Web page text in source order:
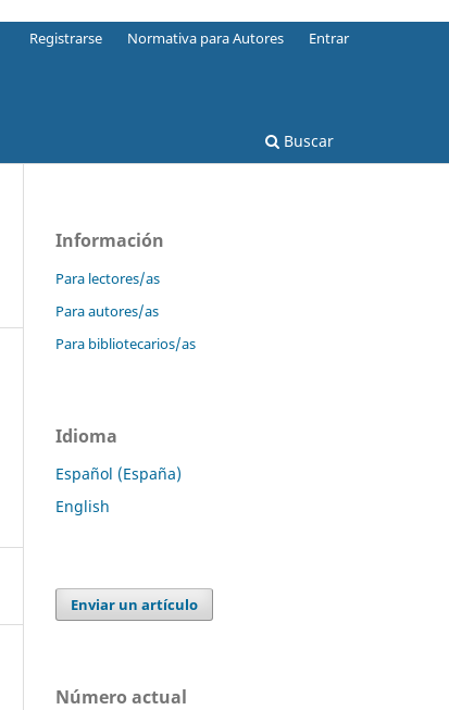
Buscar
Registrarse Normativa para Autores Entrar
Información
Para lectores/as
Para autores/as
Para bibliotecarios/as
Idioma
Español (España)
English
Enviar un artículo
Número actual